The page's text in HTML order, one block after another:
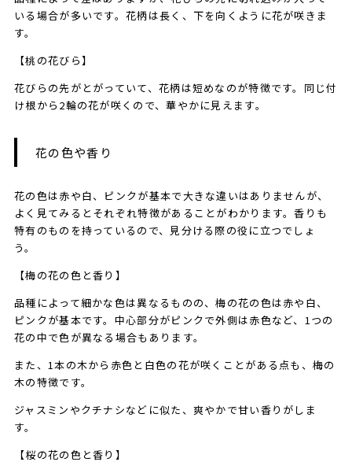
いる場合が多いです。花柄は長く、下を向くように花が咲きま
す。
【桃の花びら】
花びらの先がとがっていて、花柄は短めなのが特徴です。同じ付
け根から2輪の花が咲くので、華やかに見えます。
花の色や香り
花の色は赤や白、ピンクが基本で大きな違いはありませんが、
よく見てみるとそれぞれ特徴があることがわかります。香りも
特有のものを持っているので、見分ける際の役に立つでしょ
う。
【梅の花の色と香り】
品種によって細かな色は異なるものの、梅の花の色は赤や白、
ピンクが基本です。中心部分がピンクで外側は赤色など、1つの
花の中で色が異なる場合もあります。
また、1本の木から赤色と白色の花が咲くことがある点も、梅の
木の特徴です。
ジャスミンやクチナシなどに似た、爽やかで甘い香りがしま
す。
【桜の花の色と香り】